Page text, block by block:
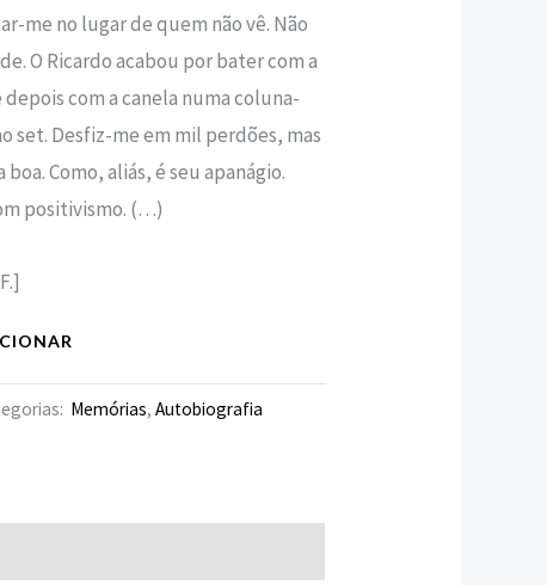
me no lugar de quem não vê. Não
O Ricardo acabou por bater com a
com a canela numa coluna-
set. Desfiz-me em mil perdões, mas
Como, aliás, é seu apanágio.
positivismo. (…)
Memórias, Autobiografia